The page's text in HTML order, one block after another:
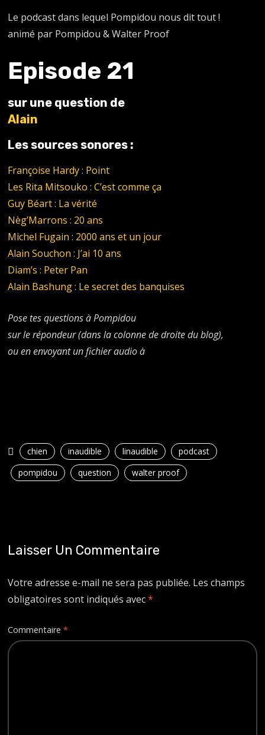
Le podcast dans lequel Pompidou nous dit tout !
animé par Pompidou & Walter Proof
Episode 21
sur une question de
Alain
Les sources sonores :
Françoise Hardy : Point
Les Rita Mitsouko : C’est comme ça
Guy Béart : La vérité
Nèg’Marrons : 20 ans
Michel Fugain : 2000 ans et un jour
Alain Souchon : J’ai 10 ans
Diam’s : Peter Pan
Alain Bashung : Le secret des banquises
Pose tes questions à Pompidou
sur le répondeur (dans la colonne de droite du blog),
ou en envoyant un fichier audio à
chien inaudible linaudible
podcast
pompidou
question walter proof
Laisser Un Commentaire
Votre adresse e-mail ne sera pas publiée. Les champs
obligatoires sont indiqués avec*
Commentaire*